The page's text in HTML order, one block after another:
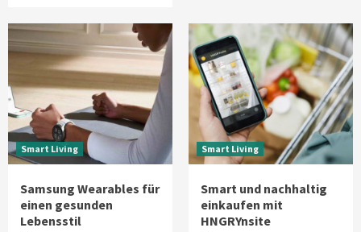
Smart Living
Samsung Wearables für
einen gesunden
Lebensstil
Smart Living
Smart und nachhaltig
einkaufen mit
HNGRYnsite